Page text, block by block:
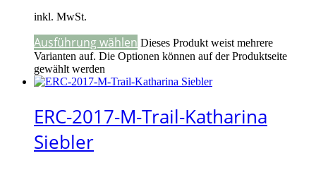
inkl. MwSt.
Ausführung wählen Dieses Produkt weist mehrere
Varianten auf. Die Optionen können auf der Produktseite
gewählt werden
ERC-2017-M-Trail-Katharina
Siebler